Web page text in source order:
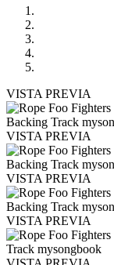
VISTA PREVIA
VISTA PREVIA
VISTA PREVIA
VISTA PREVIA